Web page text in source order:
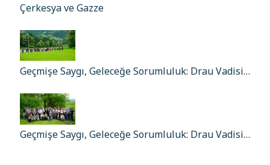
Çerkesya ve Gazze
Geçmişe Saygı, Geleceğe Sorumluluk: Drau Vadisi…
Geçmişe Saygı, Geleceğe Sorumluluk: Drau Vadisi…